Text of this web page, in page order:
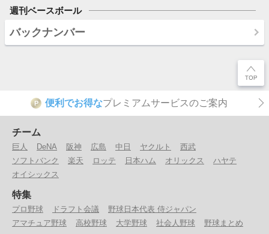
週刊ベースボール
バックナンバー
P 便利でお得なプレミアムサービスのご案内
チーム
巨人 DeNA 阪神 広島 中日 ヤクルト
西武
ソフトバンク
楽天 ロッテ 日本ハム オリックス
ハヤテ
オイシックス
特集
プロ野球 ドラフト会議
野球日本代表 侍ジャパン
アマチュア野球
高校野球 大学野球 社会人野球 野球まとめ